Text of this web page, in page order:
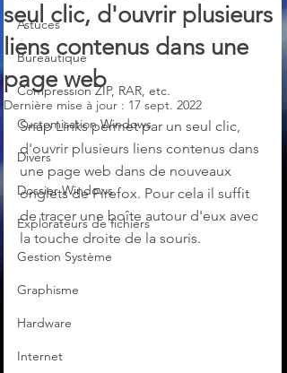
Astuces
Bureautique
Compression ZIP, RAR, etc.
Customisation Windows
Divers
Dossier Windows
Explorateurs de fichiers
Gestion Système
Graphisme
Hardware
Internet
seul clic, d'ouvrir plusieurs
liens contenus dans une
page web
Dernière mise à jour : 17 sept. 2022
Snap Links permet par un seul clic,
d'ouvrir plusieurs liens contenus dans
une page web dans de nouveaux
onglets de Firefox. Pour cela il suffit
de tracer une boîte autour d'eux avec
la touche droite de la souris.